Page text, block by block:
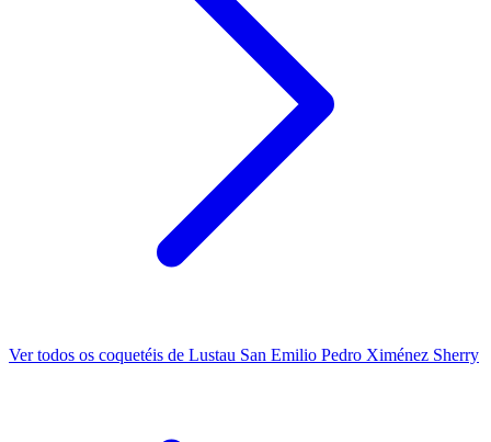
Ver todos os coquetéis de Lustau San Emilio Pedro Ximénez Sherry